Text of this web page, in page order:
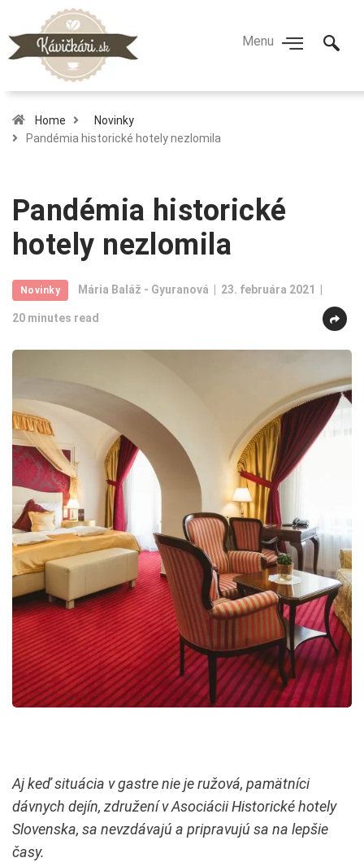
Home
Novinky
Pandémia historické hotely nezlomila
Pandémia historické
hotely nezlomila
Novinky Mária Baláž - Gyuranová 23. februára 2021
20 minutes read
Aj keď situácia v gastre nie je ružová, pamätníci
dávnych dejín, združení v Asociácii Historické hotely
Slovenska, sa nevzdávajú a pripravujú sa na lepšie
časy.